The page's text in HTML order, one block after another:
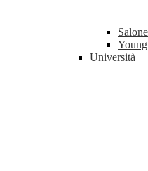
Università